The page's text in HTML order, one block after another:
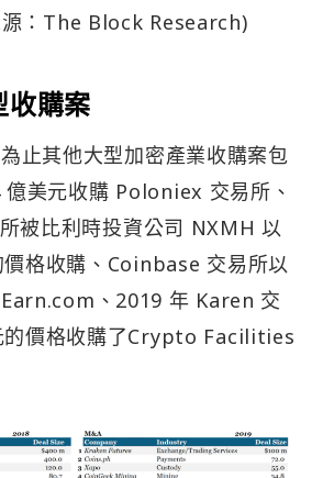
：The Block Research)
收購案
止其他大型加密產業收購案包
美元收購 Poloniex 交易所、
被比利時投資公司 NXMH 以
格收購、Coinbase 交易所以
、2019 年 Karen 交
的價格收購了Crypto Facilities